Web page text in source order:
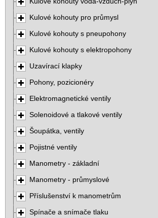
Kulové kohouty pro průmysl
Kulové kohouty s pneupohony
Kulové kohouty s elektropohony
Uzavírací klapky
Pohony, pozicionéry
Elektromagnetické ventily
Solenoidové a tlakové ventily
Šoupátka, ventily
Pojistné ventily
Manometry - základní
Manometry - průmyslové
Příslušenství k manometrům
Spínače a snímače tlaku